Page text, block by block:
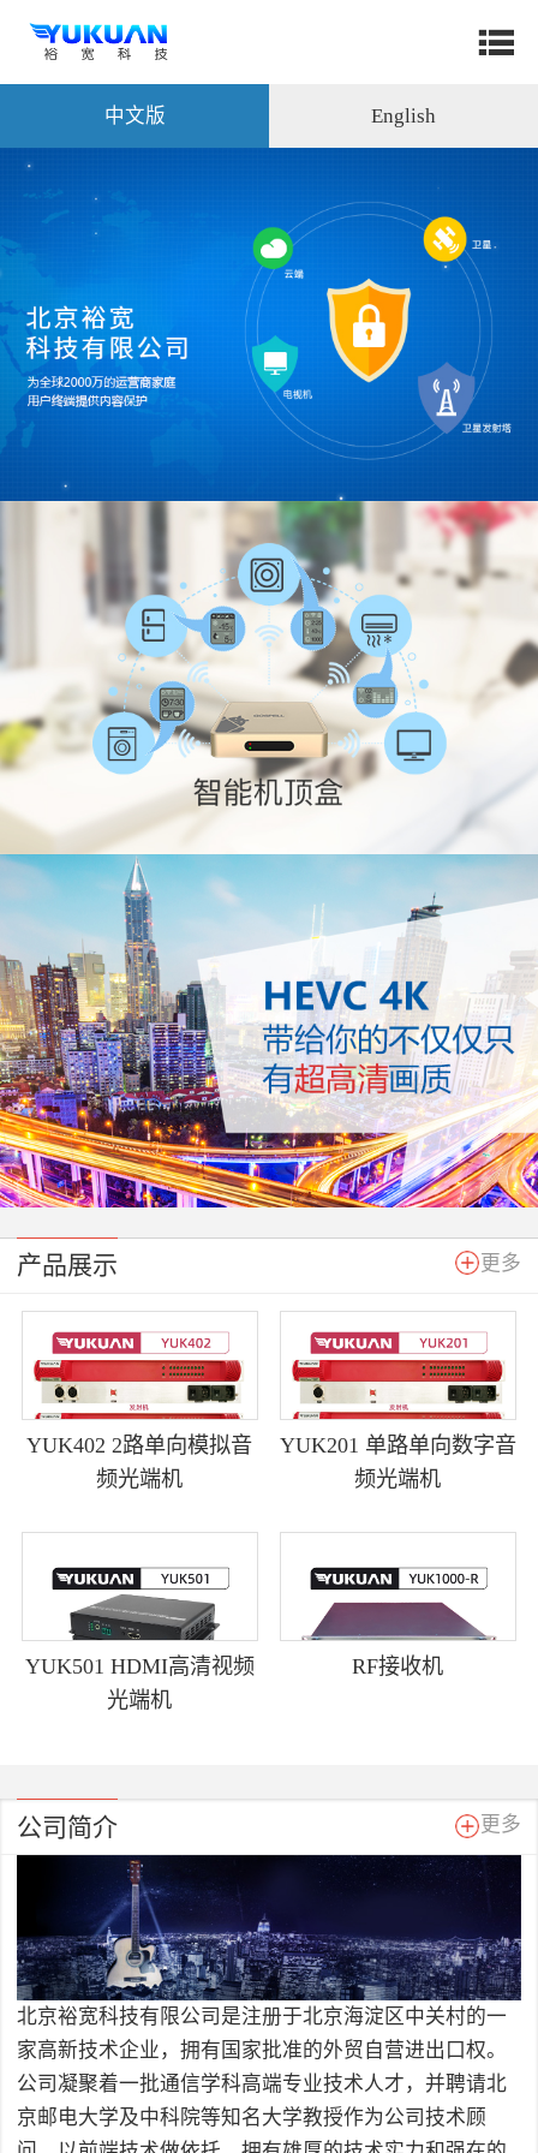
中文版 English
产品展示 更多
YUK402 2路单向模拟音
频光端机
YUK201 单路单向数字音
频光端机
YUK501 HDMI高清视频
光端机
RF接收机
公司简介 更多
北京裕宽科技有限公司是注册于北京海淀区中关村的一
家高新技术企业，拥有国家批准的外贸自营进出口权。
公司凝聚着一批通信学科高端专业技术人才，并聘请北
京邮电大学及中科院等知名大学教授作为公司技术顾